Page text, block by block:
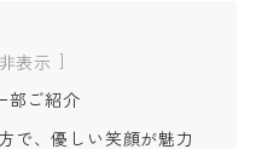
]
部ご紹介
で、優しい笑顔が魅力